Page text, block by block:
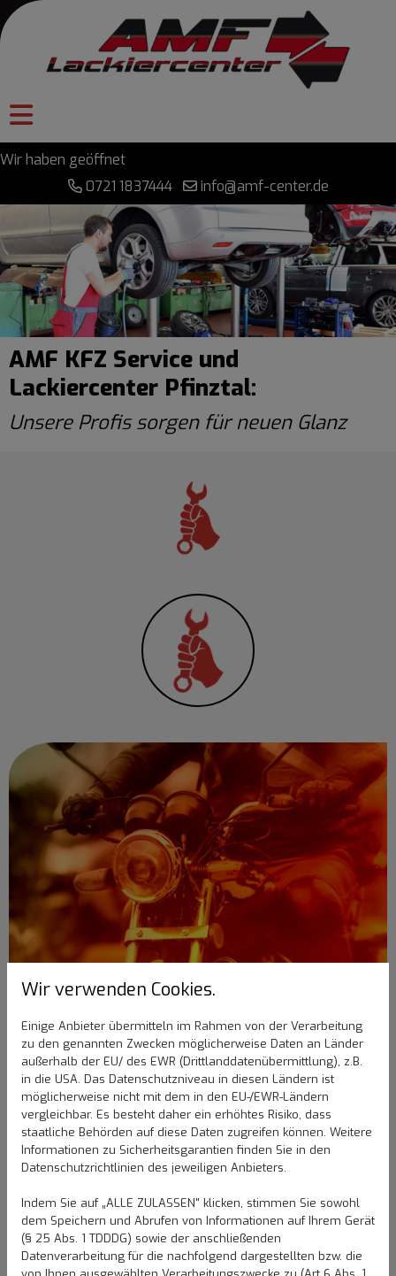
Wir haben geöffnet
0721 1837444
info@amf-center.de
AMF KFZ Service und
Lackiercenter Pfinztal:
Unsere Profis sorgen für neuen Glanz
Ihr Partner für alle Arbeiten an Auto und
Motorrad
An Ihrem Fahrzeug ist der Lack ab? Wie wollen einen Schaden
reparieren lassen oder für neuen Glanz sorgen? Dann sind Sie
bei uns im AMF Lackiercenter seit 2004 in Pfinztal in besten
Händen. Unsere Mitarbeiter stehen für eine handwerklich
hochwertige Arbeit, die optische Maßstäbe setzt. Wir nutzen
nachhaltige Effekte zu sorgen. Wir laden Sie ein, mehr über uns
bzw. unser handwerkliches Können zu erfahren, indem Sie sich
durch die Unterkategorien klicken. Dank der Übersichtlichkeit
finden Sie schnell die Dienstleistung rund um das Auto, die Sie
Wir verwenden Cookies.
Einige Anbieter übermitteln im Rahmen von der Verarbeitung
zu den genannten Zwecken möglicherweise Daten an Länder
außerhalb der EU/ des EWR (Drittlanddatenübermittlung), z.B.
in die USA. Das Datenschutzniveau in diesen Ländern ist
möglicherweise nicht mit dem in den EU-/EWR-Ländern
vergleichbar. Es besteht daher ein erhöhtes Risiko, dass
staatliche Behörden auf diese Daten zugreifen können. Weitere
Informationen zu Sicherheitsgarantien finden Sie in den
Datenschutzrichtlinien des jeweiligen Anbieters.
Indem Sie auf „ALLE ZULASSEN" klicken, stimmen Sie sowohl
dem Speichern und Abrufen von Informationen auf Ihrem Gerät
(§ 25 Abs. 1 TDDDG) sowie der anschließenden
Datenverarbeitung für die nachfolgend dargestellten bzw. die